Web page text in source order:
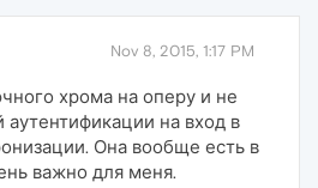
Nov 8, 2015, 1:17 PM
хрома на оперу и не
на вход в
Она вообще есть в
важно для меня.